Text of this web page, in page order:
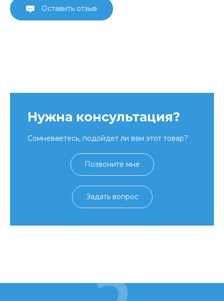
Оставить отзыв
Нужна консультация?
Сомневаетесь, подойдет ли вам этот товар?
Позвоните мне
Задать вопрос